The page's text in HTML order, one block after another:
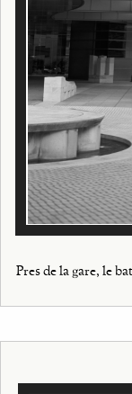
Pres de la gare, le